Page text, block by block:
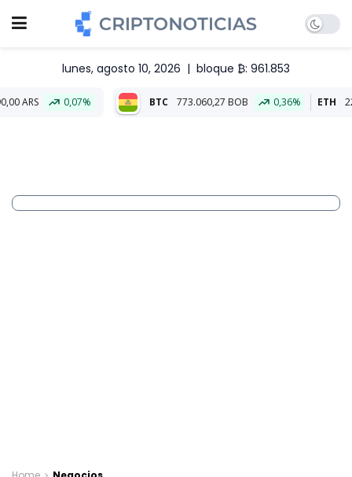
lunes, agosto 10, 2026 | bloque ₿: 961.853
0,07% 773.060,27 BOB 0,36% ETH 22.853,85